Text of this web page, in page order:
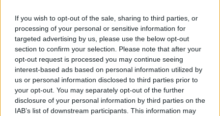
If you wish to opt-out of the sale, sharing to third parties, or
processing of your personal or sensitive information for
targeted advertising by us, please use the below opt-out
section to confirm your selection. Please note that after your
opt-out request is processed you may continue seeing
interest-based ads based on personal information utilized by
us or personal information disclosed to third parties prior to
your opt-out. You may separately opt-out of the further
disclosure of your personal information by third parties on the
IAB’s list of downstream participants. This information may
legyen a Google-találatokban!